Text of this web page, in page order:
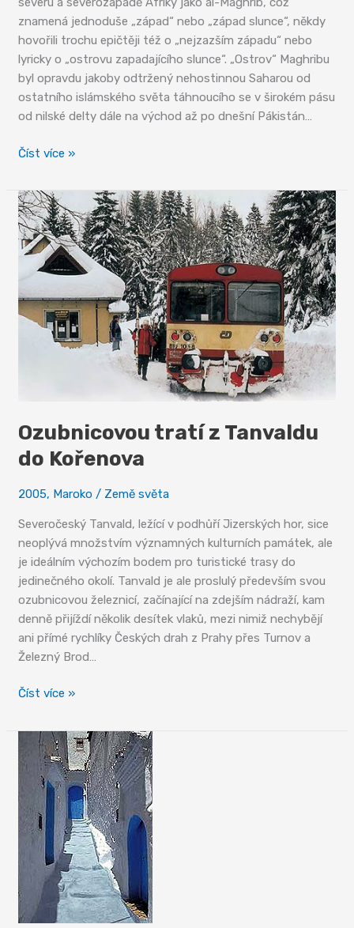
znamená jednoduše „západ“ nebo „západ slunce“, někdy
hovořili trochu epičtěji též o „nejzazším západu“ nebo
lyricky o „ostrovu zapadajícího slunce“. „Ostrov“ Maghribu
byl opravdu jakoby odtržený nehostinnou Saharou od
ostatního islámského světa táhnoucího se v širokém pásu
od nilské delty dále na východ až po dnešní Pákistán…
Západní
Číst více »
Ozubnicovou tratí z Tanvaldu
do Kořenova
2005, Maroko / Země světa
Severočeský Tanvald, ležící v podhůří Jizerských hor, sice
neoplývá množstvím významných kulturních památek, ale
je ideálním výchozím bodem pro turistické trasy do
jedinečného okolí. Tanvald je ale proslulý především svou
ozubnicovou železnicí, začínající na zdejším nádraží, kam
denně přijíždí několik desítek vlaků, mezi nimiž nechybějí
ani přímé rychlíky Českých drah z Prahy přes Turnov a
Železný Brod…
Ozubnicovou
z
Tanvaldu
do
Kořenova
Číst více »